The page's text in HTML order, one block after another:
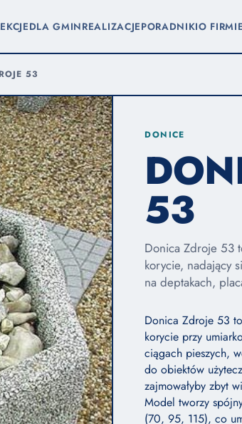
DLA GMINREALIZACJEPORADNIKIO FIRMIE
53
DONICE
53
Donica Zdroje 53
korycie, nadający
na deptakach,
Donica Zdroje 53
korycie przy
ciągach pieszych,
do obiektów
zajmowałyby zbyt
Model tworzy
(70, 95, 115), co